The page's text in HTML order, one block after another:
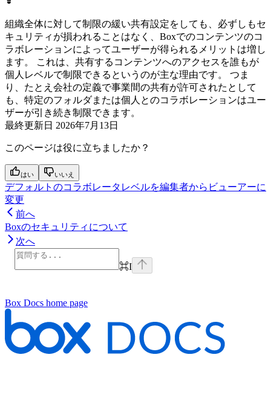
組織全体に対して制限の緩い共有設定をしても、必ずしもセ
キュリティが損われることはなく、Boxでのコンテンツのコ
ラボレーションによってユーザーが得られるメリットは増し
ます。 これは、共有するコンテンツへのアクセスを誰もが
個人レベルで制限できるというのが主な理由です。 つま
り、たとえ会社の定義で事業間の共有が許可されたとして
も、特定のフォルダまたは個人とのコラボレーションはユー
ザーが引き続き制限できます。
最終更新日 2026年7月13日
このページは役に立ちましたか？
はい いいえ
デフォルトのコラボレータレベルを編集者からビューアーに
変更
前へ
Boxのセキュリティについて
次へ
⌘I
Box Docs home page